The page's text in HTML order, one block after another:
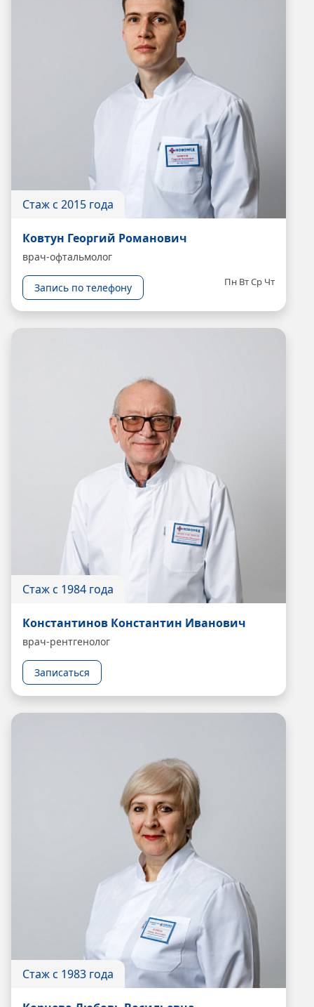
Стаж с 2015 года
Ковтун Георгий Романович
врач-офтальмолог
Запись по телефону Пн ВтСр Чт
Стаж с 1984 года
Константинов Константин Иванович
врач-рентгенолог
Записаться
Стаж с 1983 года